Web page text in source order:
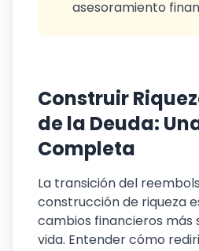
asesoramiento
Construir
de la Deuda:
Completa
La transición del
construcción de riqueza
cambios financieros más
vida. Entender cómo